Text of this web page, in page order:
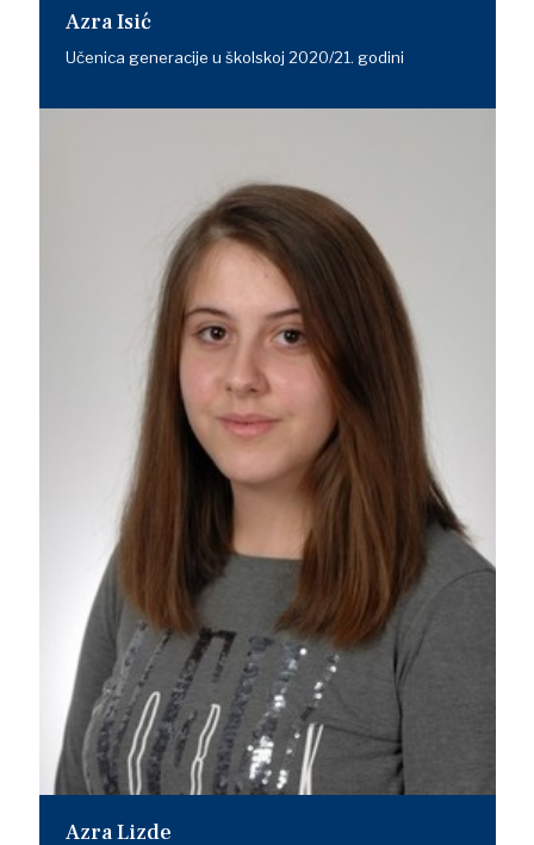
Azra Isić
Učenica generacije u školskoj 2020/21. godini
Azra Lizde